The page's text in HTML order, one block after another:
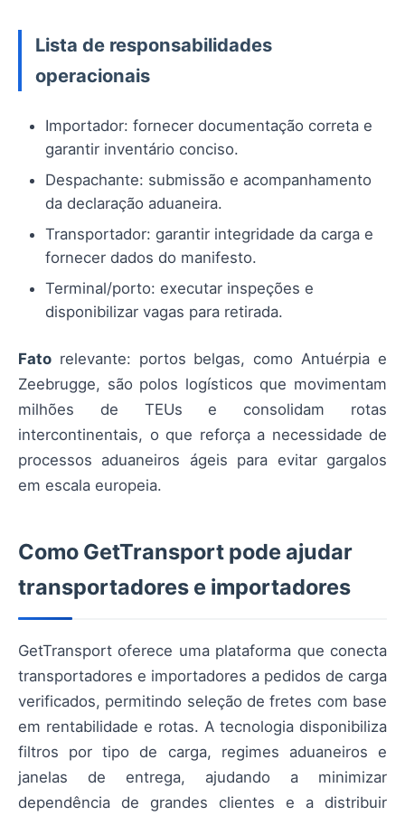
Lista de responsabilidades
operacionais
Importador: fornecer documentação correta e
garantir inventário conciso.
Despachante: submissão e acompanhamento
da declaração aduaneira.
Transportador: garantir integridade da carga e
fornecer dados do manifesto.
Terminal/porto: executar inspeções e
disponibilizar vagas para retirada.
Fato relevante: portos belgas, como Antuérpia e
Zeebrugge, são polos logísticos que movimentam
milhões de TEUs e consolidam rotas
intercontinentais, o que reforça a necessidade de
processos aduaneiros ágeis para evitar gargalos
em escala europeia.
Como GetTransport pode ajudar
transportadores e importadores
GetTransport oferece uma plataforma que conecta
transportadores e importadores a pedidos de carga
verificados, permitindo seleção de fretes com base
em rentabilidade e rotas. A tecnologia disponibiliza
filtros por tipo de carga, regimes aduaneiros e
janelas de entrega, ajudando a minimizar
dependência de grandes clientes e a distribuir